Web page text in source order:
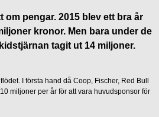
om pengar. 2015 blev ett bra år
kronor. Men bara under de
tagit ut 14 miljoner.
I första hand då Coop, Fischer, Red Bull
miljoner per år för att vara huvudsponsor för